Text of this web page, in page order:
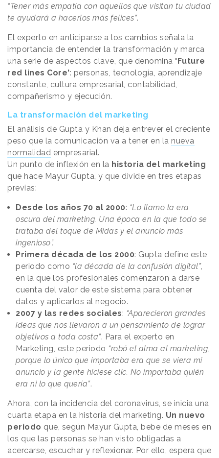
“Tener más empatía con aquellos que visitan tu ciudad
te ayudará a hacerlos más felices”.
El experto en anticiparse a los cambios señala la
importancia de entender la transformación y marca
una serie de aspectos clave, que denomina 'Future
red lines Core': personas, tecnología, aprendizaje
constante, cultura empresarial, contabilidad,
compañerismo y ejecución.
La transformación del marketing
El análisis de Gupta y Khan deja entrever el creciente
peso que la comunicación va a tener en la nueva
normalidad empresarial.
Un punto de inflexión en la historia del marketing
que hace Mayur Gupta, y que divide en tres etapas
previas:
Desde los años 70 al 2000: “Lo llamo la era
oscura del marketing. Una época en la que todo se
trataba del toque de Midas y el anuncio más
ingenioso”.
Primera década de los 2000: Gupta define este
periodo como “la década de la confusión digital”,
en la que los profesionales comenzaron a darse
cuenta del valor de este sistema para obtener
datos y aplicarlos al negocio.
2007 y las redes sociales: “Aparecieron grandes
ideas que nos llevaron a un pensamiento de lograr
objetivos a toda costa”. Para el experto en
Marketing, este periodo “robó el alma al marketing,
porque lo único que importaba era que se viera mi
anuncio y la gente hiciese clic. No importaba quién
era ni lo que quería”.
Ahora, con la incidencia del coronavirus, se inicia una
cuarta etapa en la historia del marketing. Un nuevo
periodo que, según Mayur Gupta, bebe de meses en
los que las personas se han visto obligadas a
acercarse, escuchar y reflexionar. Por ello, espera que